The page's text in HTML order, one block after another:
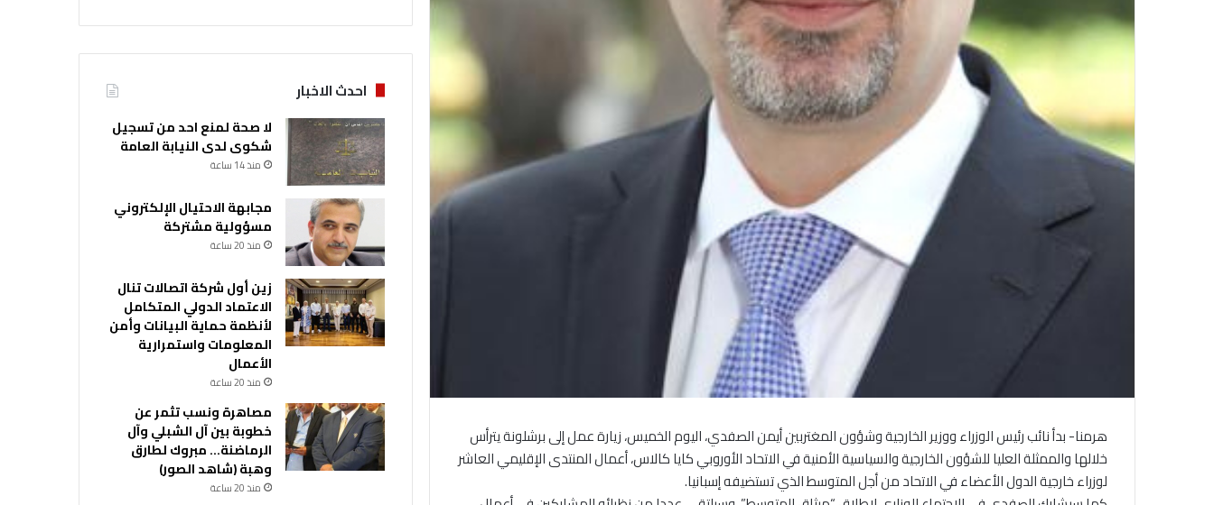
هرمنا- بدأ نائب رئيس الوزراء ووزير الخارجية وشؤون المغتربين أيمن الصفدي، اليوم الخميس، زيارة عمل إلى برشلونة يترأس
خلالها والممثلة العليا للشؤون الخارجية والسياسية الأمنية في الاتحاد الأوروبي كايا كالاس، ‎أعمال المنتدى الإقليمي العاشر
لوزراء خارجية الدول الأعضاء في الاتحاد من أجل المتوسط الذي تستضيفه إسبانيا.
احدث الاخبار
لا صحة لمنع احد من تسجيل
شكوى لدى النيابة العامة
منذ 14 ساعة
مجابهة الاحتيال الإلكتروني
مسؤولية مشتركة
منذ 20 ساعة
زين أول شركة اتصالات تنال
الاعتماد الدولي المتكامل
لأنظمة حماية البيانات وأمن
المعلومات واستمرارية
الأعمال
منذ 20 ساعة
مصاهرة ونسب تثمر عن
خطوبة بين آل الشبلي وآل
الرماضنة… مبروك لطارق
وهبة (شاهد الصور)
منذ 20 ساعة